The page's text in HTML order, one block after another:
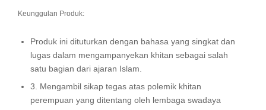
Keunggulan Produk:
Produk ini dituturkan dengan bahasa yang singkat dan
lugas dalam mengampanyekan khitan sebagai salah
satu bagian dari ajaran Islam.
3. Mengambil sikap tegas atas polemik khitan
perempuan yang ditentang oleh lembaga swadaya